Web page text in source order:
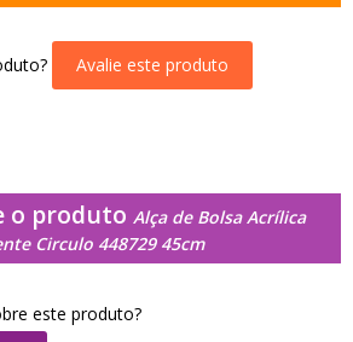
Avalie este produto
o produto Alça de Bolsa Acrílica
Circulo 448729 45cm
este produto?